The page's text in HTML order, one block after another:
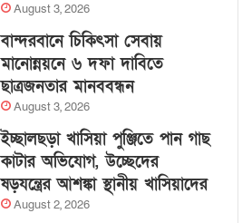
August 3, 2026
বান্দরবানে চিকিৎসা সেবায়
মানোন্নয়নে ৬ দফা দাবিতে
ছাত্রজনতার মানববন্ধন
August 3, 2026
ইচ্ছালছড়া খাসিয়া পুঞ্জিতে পান গাছ
কাটার অভিযোগ, উচ্ছেদের
ষড়যন্ত্রের আশঙ্কা স্থানীয় খাসিয়াদের
August 2, 2026